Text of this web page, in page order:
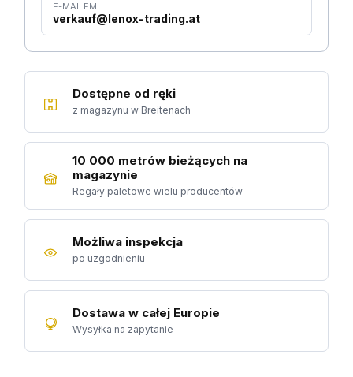
E-MAILEM
verkauf@lenox-trading.at
Dostępne od ręki
z magazynu w Breitenach
10 000 metrów bieżących na
magazynie
Regały paletowe wielu producentów
Możliwa inspekcja
po uzgodnieniu
Dostawa w całej Europie
Wysyłka na zapytanie